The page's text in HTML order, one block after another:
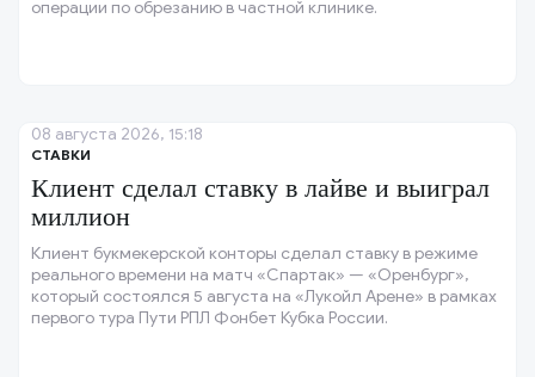
операции по обрезанию в частной клинике.
СТАВКИ
Клиент сделал ставку в лайве и выиграл
миллион
Клиент букмекерской конторы сделал ставку в режиме
реального времени на матч «Спартак» — «Оренбург»,
который состоялся 5 августа на «Лукойл Арене» в рамках
первого тура Пути РПЛ Фонбет Кубка России.
08 августа 2026, 15:18